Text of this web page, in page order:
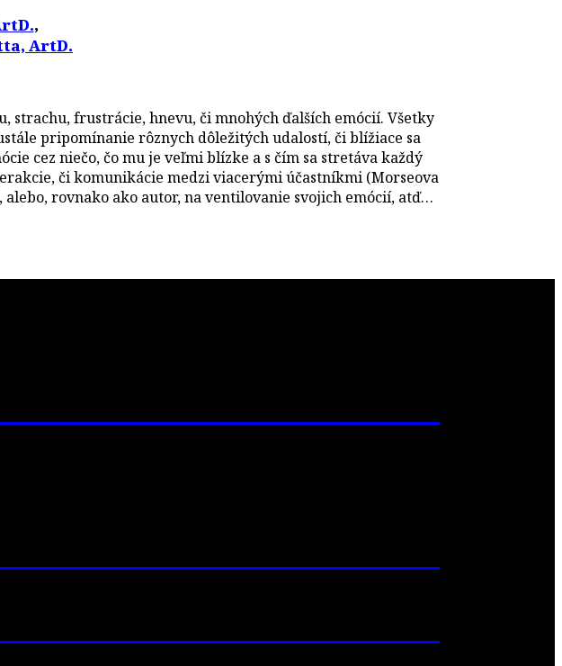
,
ArtD.
strachu, frustrácie, hnevu, či mnohých ďalších emócií. Všetky
pripomínanie rôznych dôležitých udalostí, či blížiace sa
cez niečo, čo mu je veľmi blízke a s čím sa stretáva každý
či komunikácie medzi viacerými účastníkmi (Morseova
rovnako ako autor, na ventilovanie svojich emócií, atď…